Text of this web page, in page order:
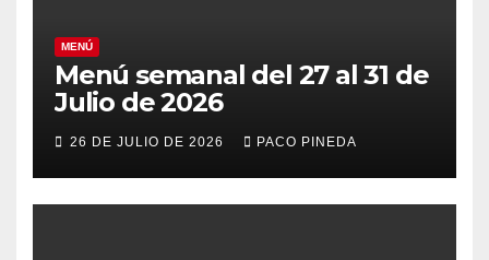
MENÚ
Menú semanal del 27 al 31 de
Julio de 2026
26 DE JULIO DE 2026 PACO PINEDA